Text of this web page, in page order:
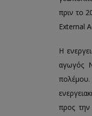
πριν το
External
Η
αγωγός
πολέμου.
προς την